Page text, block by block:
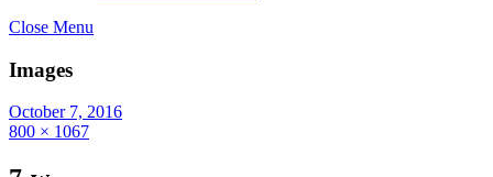
Close Menu
Images
October 7, 2016
800 × 1067